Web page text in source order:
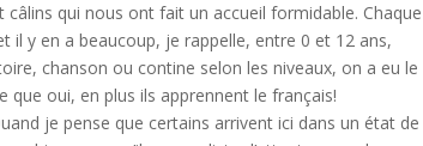
câlins qui nous ont fait un accueil formidable. Chaque
il y en a beaucoup, je rappelle, entre 0 et 12 ans,
chanson ou contine selon les niveaux, on a eu le
oui, en plus ils apprennent le français!
je pense que certains arrivent ici dans un état de